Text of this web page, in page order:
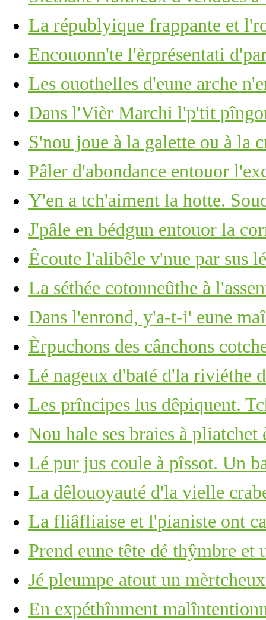
La républyique frappante et
Encouonn'te l'èrprésentati
Les ouothelles d'eune arche
Dans l'Vièr Marchi l'p'tit
S'nou joue à la galette ou à la
Pâler d'abondance entouor
Y'en a tch'aiment la hotte.
J'pâle en bédgun entouor la
Êcoute l'alibêle v'nue par sus
La séthée cotonneûthe à
Dans l'enrond, y'a-t-i' eune
Èrpuchons des cânchons
Lé nageux d'baté d'la riviéthe
Les prîncipes lus dêpiquent.
Nou hale ses braies à pliatchet
Lé pur jus coule à pîssot. Un
La dêlouoyauté d'la vielle
La fliâfliaise et l'pianiste ont
Prend eune tête dé thŷmbre et
Jé pleumpe atout un
En expéthînment